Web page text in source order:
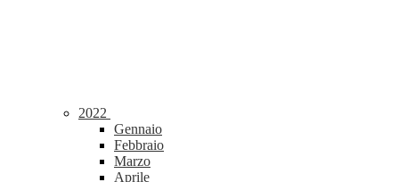
2022
Gennaio
Febbraio
Marzo
Aprile